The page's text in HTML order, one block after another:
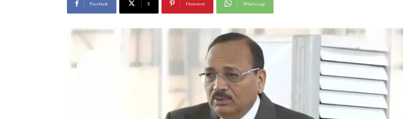
Facebook X Pinterest WhatsApp